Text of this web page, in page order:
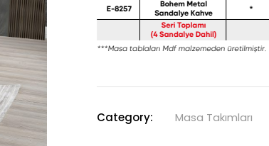
Category: Masa Takımları